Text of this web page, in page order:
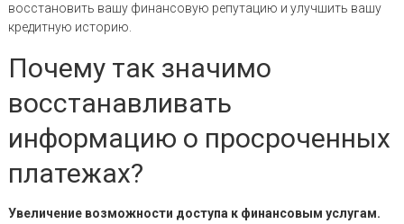
восстановить вашу финансовую репутацию и улучшить вашу
кредитную историю.
Почему так значимо
восстанавливать
информацию о просроченных
платежах?
Увеличение возможности доступа к финансовым услугам.